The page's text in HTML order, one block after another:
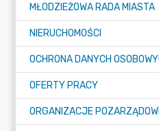
MŁODZIEŻOWA RADA MIASTA
NIERUCHOMOŚCI
OFERTY PRACY
ORGANIZACJE